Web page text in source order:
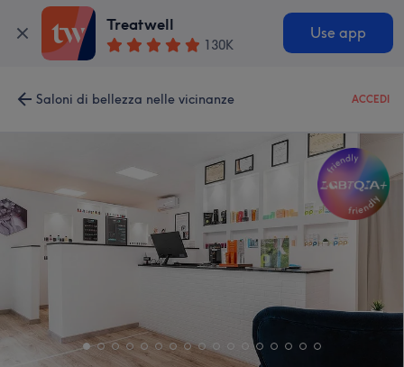
Treatwell
130K
Use app
Saloni di bellezza nelle vicinanze ACCEDI